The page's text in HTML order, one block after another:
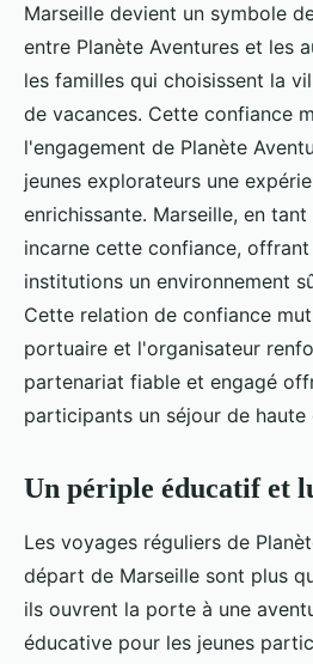
Marseille devient un symbole
entre Planète Aventures et les
les familles qui choisissent la
de vacances. Cette confiance
l'engagement de Planète
jeunes explorateurs une
enrichissante. Marseille, en
incarne cette confiance,
institutions un environnement
Cette relation de confiance
portuaire et l'organisateur
partenariat fiable et engagé
participants un séjour de haute
Un périple éducatif et
Les voyages réguliers de
départ de Marseille sont plus
ils ouvrent la porte à une
éducative pour les jeunes